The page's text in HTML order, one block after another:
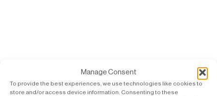
Manage Consent
To provide the best experiences, we use technologies like cookies to
store and/or access device information. Consenting to these